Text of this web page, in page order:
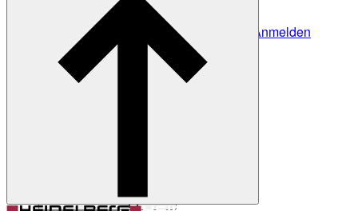
Anmelden
Noch nicht angemeldet?Profil erstellen
Zurück
Darstellung
Service & Support